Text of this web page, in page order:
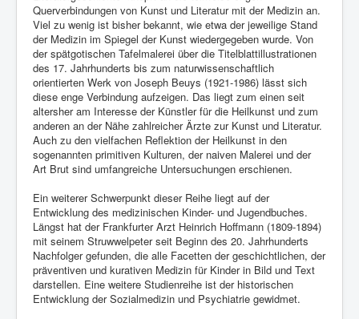
Querverbindungen von Kunst und Literatur mit der Medizin an.
Viel zu wenig ist bisher bekannt, wie etwa der jeweilige Stand
der Medizin im Spiegel der Kunst wiedergegeben wurde. Von
der spätgotischen Tafelmalerei über die Titelblattillustrationen
des 17. Jahrhunderts bis zum naturwissenschaftlich
orientierten Werk von Joseph Beuys (1921-1986) lässt sich
diese enge Verbindung aufzeigen. Das liegt zum einen seit
altersher am Interesse der Künstler für die Heilkunst und zum
anderen an der Nähe zahlreicher Ärzte zur Kunst und Literatur.
Auch zu den vielfachen Reflektion der Heilkunst in den
sogenannten primitiven Kulturen, der naiven Malerei und der
Art Brut sind umfangreiche Untersuchungen erschienen.
Ein weiterer Schwerpunkt dieser Reihe liegt auf der
Entwicklung des medizinischen Kinder- und Jugendbuches.
Längst hat der Frankfurter Arzt Heinrich Hoffmann (1809-1894)
mit seinem Struwwelpeter seit Beginn des 20. Jahrhunderts
Nachfolger gefunden, die alle Facetten der geschichtlichen, der
präventiven und kurativen Medizin für Kinder in Bild und Text
darstellen. Eine weitere Studienreihe ist der historischen
Entwicklung der Sozialmedizin und Psychiatrie gewidmet.